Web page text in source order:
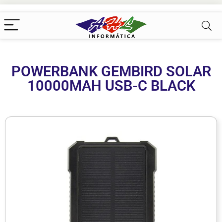
POWERBANK GEMBIRD SOLAR
10000MAH USB-C BLACK